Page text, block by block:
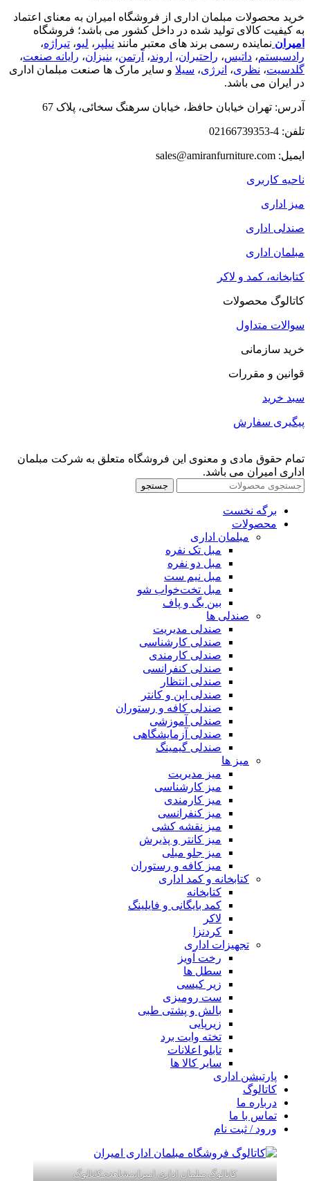
خرید محصولات مبلمان اداری از فروشگاه امیران به معنای اعتماد
به کیفیت کالای تولید شده در داخل کشور می باشد؛ فروشگاه
امیران نماینده رسمی برند های معتبر مانند نیلپر ، لیو، تیراژه،
رادسیستم، داتیس، راحتیران، اروند، آرتمن، بنیزان، رایانه صنعت،
گلدسیت، نظری، انرژی، سیلا و سایر مارک ها صنعت مبلمان اداری
در ایران می باشد.
آدرس: تهران خیابان حافظ، خیابان سرهنگ سخائی، پلاک 67
تلفن: 4-02166739353
ایمیل: sales@amiranfurniture.com
ناحیه کاربری
میز اداری
صندلی اداری
مبلمان اداری
کتابخانه، کمد و لاکر
کاتالوگ محصولات
سوالات متداول
خرید سازمانی
قوانین و مقررات
سبد خرید
پیگیری سفارش
تمام حقوق مادی و معنوی این فروشگاه متعلق به شرکت مبلمان
اداری امیران می باشد.
جستجو
برگه نخست
محصولات
مبلمان اداری
مبل تک نفره
مبل دو نفره
مبل نیم ست
مبل تخت‌خواب شو
بین بگ و پاف
صندلی ها
صندلی مدیریت
صندلی کارشناسی
صندلی کارمندی
صندلی کنفرانسی
صندلی انتظار
صندلی اپن و کانتر
صندلی کافه و رستوران
صندلی آموزشی
صندلی آزمایشگاهی
صندلی گیمینگ
میز ها
میز مدیریت
میز کارشناسی
میز کارمندی
میز کنفرانسی
میز نقشه کشی
میز کانتر و پذیرش
میز جلو مبلی
میز کافه و رستوران
کتابخانه و کمد اداری
کتابخانه
کمد بایگانی و فایلینگ
لاکر
کردنزا
تجهیزات اداری
رخت آویز
سطل ها
زیر کیسی
ست رومیزی
بالش و پشتی طبی
زیرپایی
تخته وایت برد
تابلو اعلانات
سایر کالا ها
پارتیشن اداری
کاتالوگ
درباره ما
تماس با ما
ورود / ثبت نام
کاتالوگ مبلمان اداری امیرانمشاهده کاتالوگ